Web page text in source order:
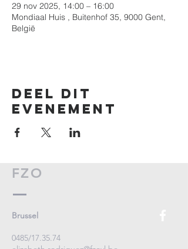
29 nov 2025, 14:00 – 16:00
Mondiaal Huis , Buitenhof 35, 9000 Gent,
België
Deel dit
evenement
FZO
Brussel
0485/17.35.74